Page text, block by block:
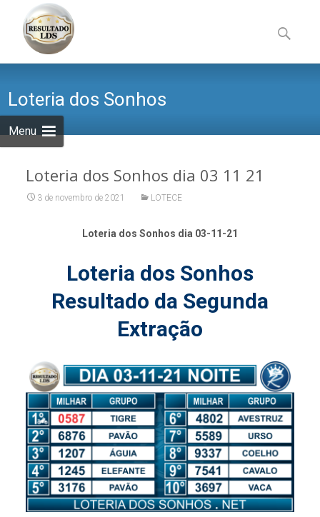
Menu
to
content
por:
Loteria dos Sonhos
Loteria dos Sonhos dia 03 11 21
3 de novembro de 2021 LOTECE
Loteria dos Sonhos dia 03-11-21
Loteria dos Sonhos
Resultado da Segunda
Extração